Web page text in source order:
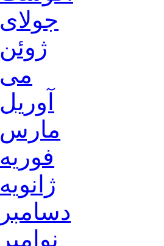
جولای 2015
ژوئن 2015
می 2015
آوریل 2015
مارس 2015
فوریه 2015
ژانویه 2015
دسامبر 2014
نوامبر 2014